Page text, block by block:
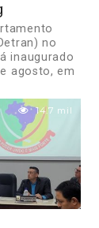
no
inaugurado
agosto, em
14.7 mil